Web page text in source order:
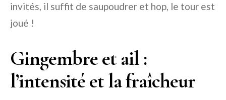
invités, il suffit de saupoudrer et hop, le tour est
joué !
Gingembre et ail :
l’intensité et la fraîcheur